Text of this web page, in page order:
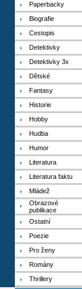
Paperbacky
Biografie
Cestopis
Detektivky
Detektivky 3x
Dětské
Fantasy
Historie
Hobby
Hudba
Humor
Literatura
Literatura faktu
Mládež
Obrazové
publikace
Ostatní
Poezie
Pro ženy
Romány
Thrillery